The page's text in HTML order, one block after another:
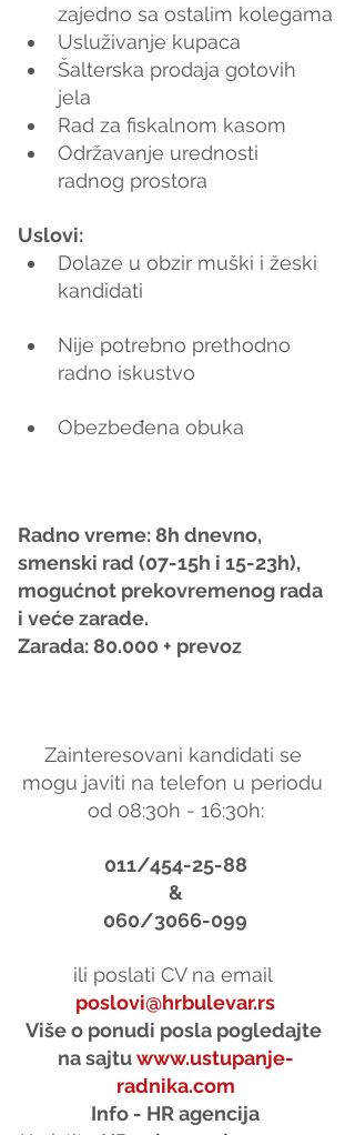
zajedno sa ostalim kolegama
Usluživanje kupaca
Šalterska prodaja gotovih
jela
Rad za fiskalnom kasom
Održavanje urednosti
radnog prostora
Uslovi:
Dolaze u obzir muški i žeski
kandidati
Nije potrebno prethodno
radno iskustvo
Obezbeđena obuka
Radno vreme: 8h dnevno,
smenski rad (07-15h i 15-23h),
mogućnot prekovremenog rada
i veće zarade.
Zarada: 80.000 + prevoz
Zainteresovani kandidati se
mogu javiti na telefon u periodu
od 08:30h - 16:30h:
011/454-25-88
&
060/3066-099
ili poslati CV na email
poslovi@hrbulevar.rs
Više o ponudi posla pogledajte
na sajtu www.ustupanje-
radnika.com
Info - HR agencija